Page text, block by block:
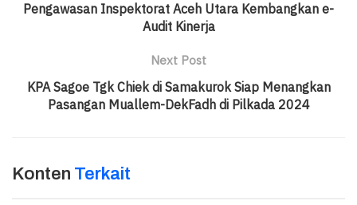
Pengawasan Inspektorat Aceh Utara Kembangkan e-
Audit Kinerja
Next Post
KPA Sagoe Tgk Chiek di Samakurok Siap Menangkan
Pasangan Muallem-DekFadh di Pilkada 2024
Konten Terkait